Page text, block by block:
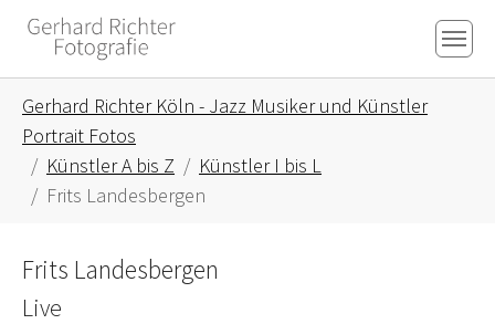
Skip to main content
Skip to page footer
Gerhard Richter Köln - Jazz Musiker und Künstler
Portrait Fotos
Künstler A bis Z
Künstler I bis L
Frits Landesbergen
Frits Landesbergen
Live